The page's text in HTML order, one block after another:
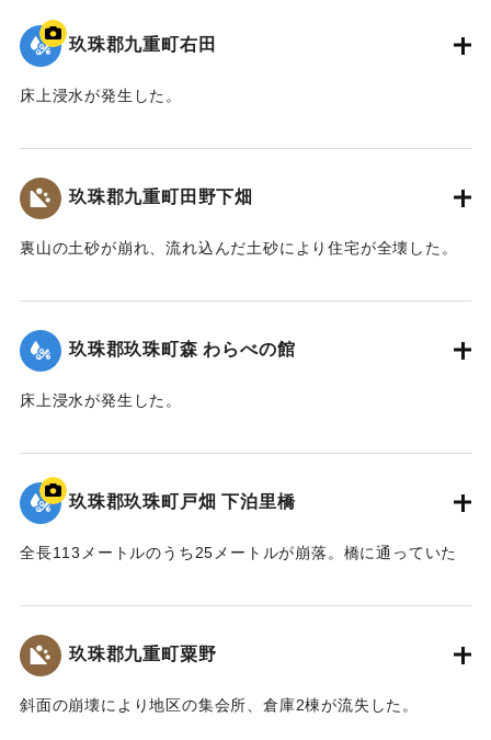
玖珠郡九重町右田
床上浸水が発生した。
｜固有コード:01215067
玖珠郡九重町田野下畑
裏山の土砂が崩れ、流れ込んだ土砂により住宅が全壊した。
2020/7/6｜固有コード:01215068
玖珠郡玖珠町森 わらべの館
床上浸水が発生した。
2020/7/6｜固有コード:
玖珠郡玖珠町戸畑 下泊里橋
全長113メートルのうち25メートルが崩落。橋に通っていた
た。
｜固有コード:01215062
玖珠郡九重町粟野
斜面の崩壊により地区の集会所、倉庫2棟が流失した。